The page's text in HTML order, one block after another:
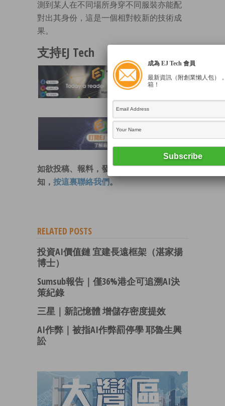
測到某人在不同場所身穿不同服裝亦能配
對出其身份，這是一個相對較新的技術成
果。
支持EJ Tech
如欲投稿、報料，發布新聞稿或採訪通
知， 按這裏聯絡我們 。
RELATED POSTS
投資AI價值鏈 宜建長遠框架（湛家揚
博士）
Sumsub報告｜僅36%港企可追溯AI決
策紀錄
三星｜新記憶體 增儲存密度提效
AI作弊｜被指AI作弊罰停學 耶魯生興
訟
成為 EJ Tech 會員
最新資訊（附創業懶人包）
箱！